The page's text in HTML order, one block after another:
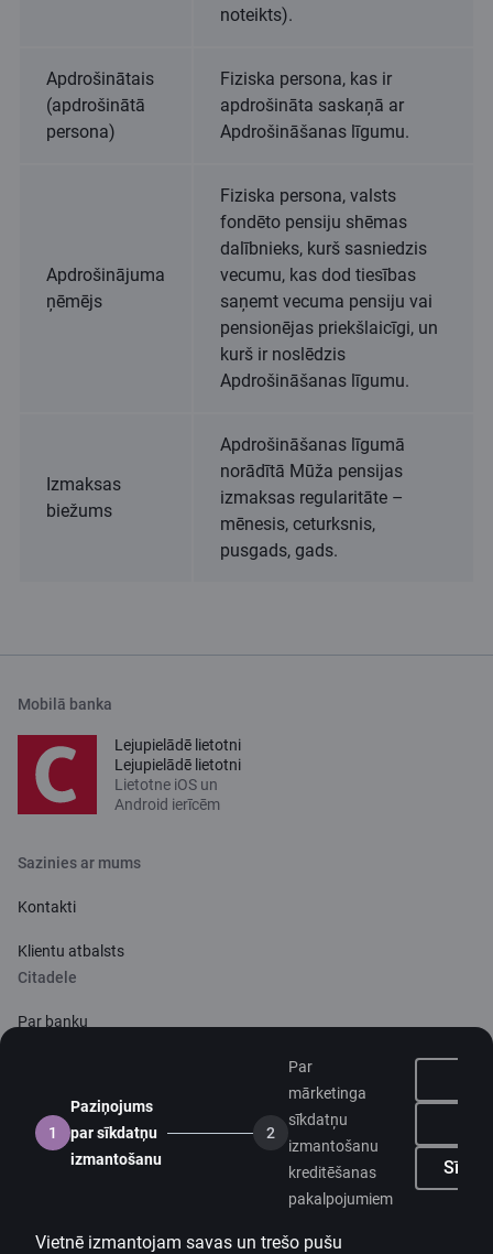
1
Paziņojums
par sīkdatņu
izmantošanu
2
Par
mārketinga
sīkdatņu
izmantošanu
kreditēšanas
pakalpojumiem
Vietnē izmantojam savas un trešo pušu
noteikts).
Apdrošinātais
(apdrošinātā
persona)
Fiziska persona, kas ir
apdrošināta saskaņā ar
Apdrošināšanas līgumu.
Apdrošinājuma
ņēmējs
Fiziska persona, valsts
fondēto pensiju shēmas
dalībnieks, kurš sasniedzis
vecumu, kas dod tiesības
saņemt vecuma pensiju vai
pensionējas priekšlaicīgi, un
kurš ir noslēdzis
Apdrošināšanas līgumu.
Izmaksas
biežums
Apdrošināšanas līgumā
norādītā Mūža pensijas
izmaksas regularitāte –
mēnesis, ceturksnis,
pusgads, gads.
Mobilā banka
Lejupielādē lietotni
Lejupielādē lietotni
Lietotne iOS un
Android ierīcēm
Sazinies ar mums
Kontakti
Klientu atbalsts
Citadele
Par banku
Citadeles blogs